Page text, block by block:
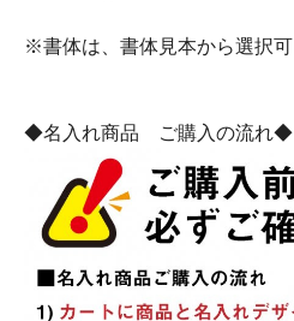
※書体は、書体見本から選択可
◆名入れ商品 ご購入の流れ◆